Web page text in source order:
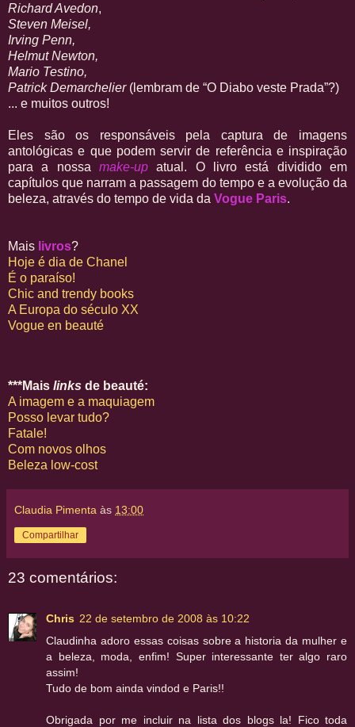
Richard Avedon,
Steven Meisel,
Irving Penn,
Helmut Newton,
Mario Testino,
Patrick Demarchelier(lembram de “O Diabo veste Prada”?)
... e muitos outros!
Eles são os responsáveis pela captura de imagens
antológicas e que podem servir de referência e inspiração
para a nossa make-up atual. O livro está dividido em
capítulos que narram a passagem do tempo e a evolução da
beleza, através do tempo de vida da Vogue Paris.
Mais livros?
Hoje é dia de Chanel
É o paraíso!
Chic and trendy books
A Europa do século XX
Vogue en beauté
***Mais links de beauté:
A imagem e a maquiagem
Posso levar tudo?
Fatale!
Com novos olhos
Beleza low-cost
Claudia Pimenta às 13:00
Compartilhar
23 comentários:
Chris 22 de setembro de 2008 às 10:22
Claudinha adoro essas coisas sobre a historia da mulher e
a beleza, moda, enfim! Super interessante ter algo raro
assim!
Tudo de bom ainda vindod e Paris!!
Obrigada por me incluir na lista dos blogs la! Fico toda